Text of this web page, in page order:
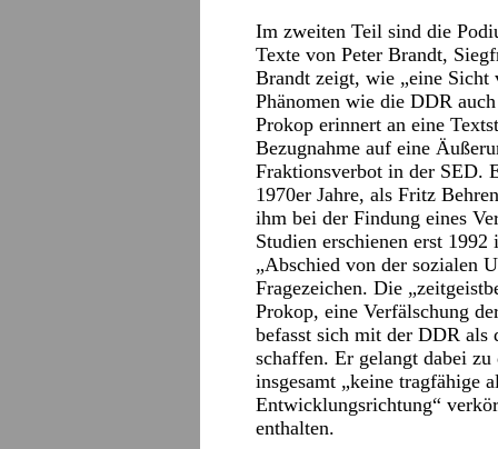
Im zweiten Teil sind die
Texte von Peter Brandt,
Brandt zeigt, wie „eine Sicht
Phänomen wie die DDR
Prokop erinnert an eine
Bezugnahme auf eine
Fraktionsverbot in der SED.
1970er Jahre, als Fritz
ihm bei der Findung eines
Studien erschienen erst
„Abschied von der sozialen
Fragezeichen. Die
Prokop, eine Verfälschung
befasst sich mit der DDR als
schaffen. Er gelangt dabei
insgesamt „keine tragfähige
Entwicklungsrichtung“
enthalten.